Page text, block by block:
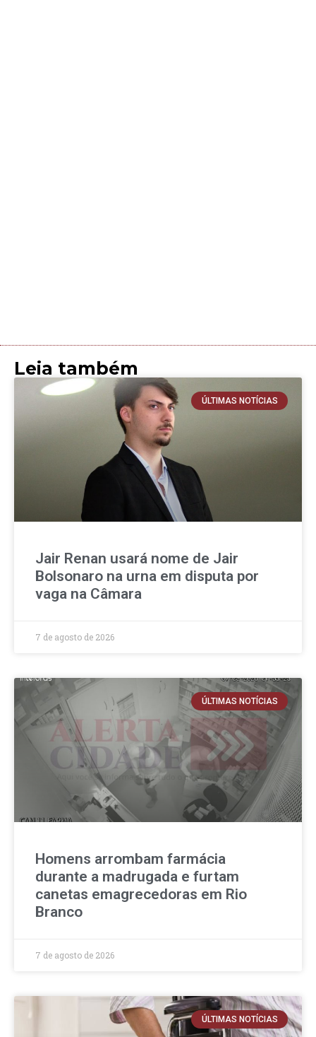
Leia também
ÚLTIMAS NOTÍCIAS
Jair Renan usará nome de Jair
Bolsonaro na urna em disputa por
vaga na Câmara
7 de agosto de 2026
ÚLTIMAS NOTÍCIAS
Homens arrombam farmácia
durante a madrugada e furtam
canetas emagrecedoras em Rio
Branco
7 de agosto de 2026
ÚLTIMAS NOTÍCIAS